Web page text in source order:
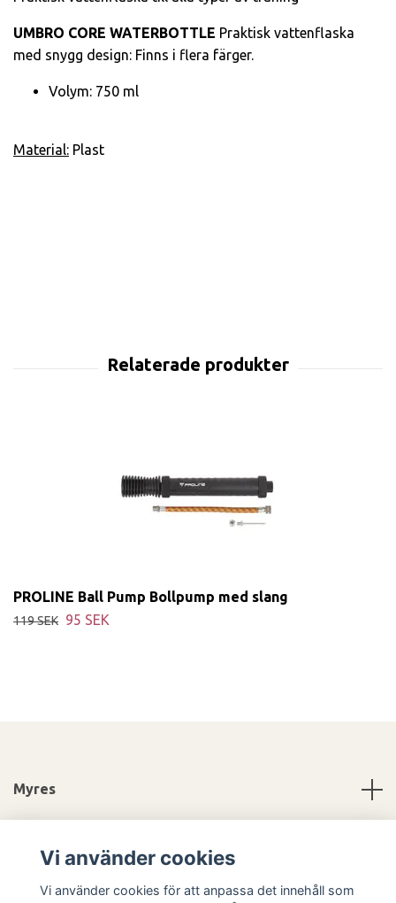
UMBRO CORE WATERBOTTLE Praktisk vattenflaska
med snygg design: Finns i flera färger.
Volym: 750 ml
Material: Plast
PROLINE Ball Pump Bollpump med slang
119 SEK 95 SEK
Myres
Sociala medier
Vi använder cookies
Vi använder cookies för att anpassa det innehåll som